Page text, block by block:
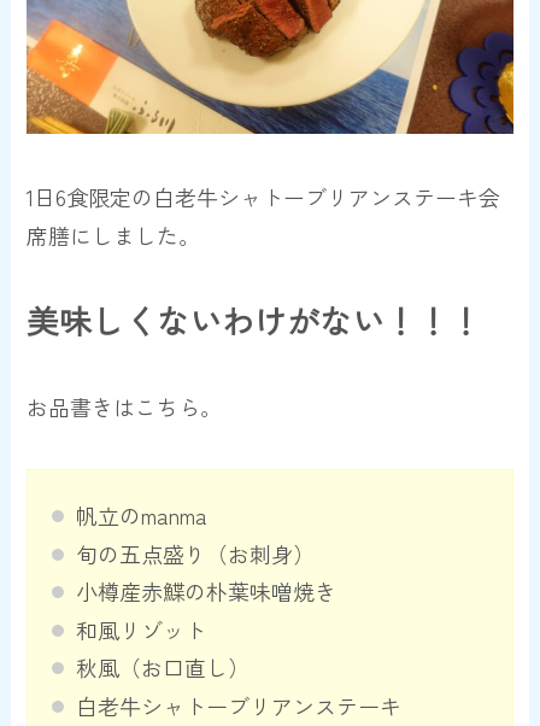
1日6食限定の白老牛シャトーブリアンステーキ会
席膳にしました。
美味しくないわけがない！！！
お品書きはこちら。
帆立のmanma
旬の五点盛り（お刺身）
小樽産赤鰈の朴葉味噌焼き
和風リゾット
秋風（お口直し）
白老牛シャトーブリアンステーキ